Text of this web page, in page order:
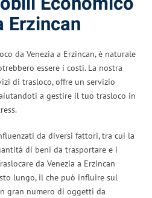
Erzincan
da Venezia a Erzincan, è naturale
essere i costi. La nostra
di trasloco, offre un servizio
a gestire il tuo trasloco in
da diversi fattori, tra cui la
di beni da trasportare e i
da Venezia a Erzincan
lungo, il che può influire sul
gran numero di oggetti da